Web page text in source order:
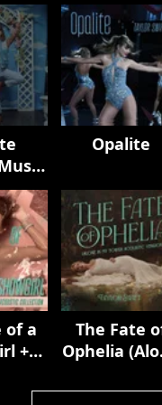
Opalite
of a
+
The Fate
Ophelia
Acoustic